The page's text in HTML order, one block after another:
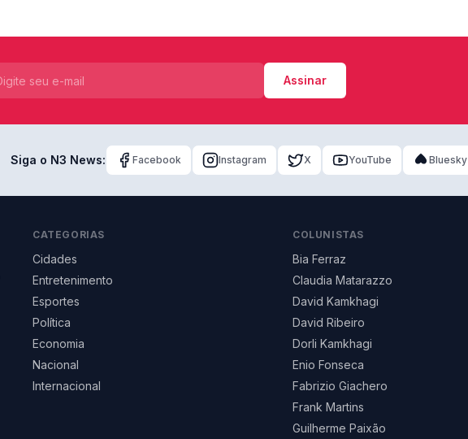
Assinar
Siga o N3 News: Facebook Instagram X YouTube Bluesky
CATEGORIAS
Cidades
Entretenimento
Esportes
Política
Economia
Nacional
Internacional
COLUNISTAS
Bia Ferraz
Claudia Matarazzo
David Kamkhagi
David Ribeiro
Dorli Kamkhagi
Enio Fonseca
Fabrizio Giachero
Frank Martins
Guilherme Paixão